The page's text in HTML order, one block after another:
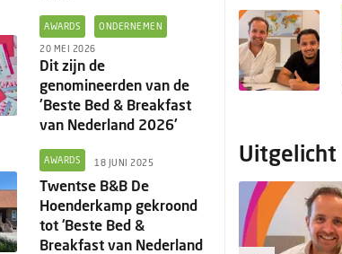
AWARDS ONDERNEMEN
20 MEI 2026
Dit zijn de
genomineerden van de
'Beste Bed & Breakfast
van Nederland 2026'
AWARDS 18 JUNI 2025
Twentse B&B De
Hoenderkamp gekroond
tot ‘Beste Bed &
Breakfast van Nederland
Uitgelicht